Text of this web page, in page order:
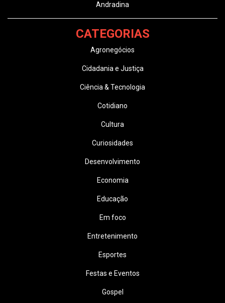
Andradina
CATEGORIAS
Agronegócios
Cidadania e Justiça
Ciência & Tecnologia
Cotidiano
Cultura
Curiosidades
Desenvolvimento
Economia
Educação
Em foco
Entretenimento
Esportes
Festas e Eventos
Gospel